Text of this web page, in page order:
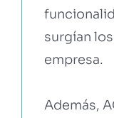
surgían
empresa.
Además,